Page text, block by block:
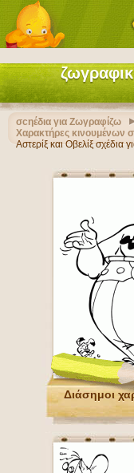
σcηέδια για Ζωγραφίζω
Χαρακτήρες κινουμένων
Αστερίξ και Οβελίξ σχέδια
Διάσημοι